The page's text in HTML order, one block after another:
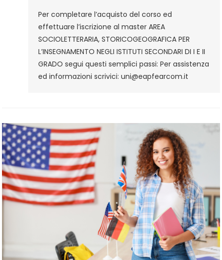
PER
NEGLI
ISTITUTI
SECONDARI
DI
GRADO
–
Procedura
D’iscrizione
Per completare l’acquisto del corso ed
effettuare l’iscrizione al master AREA
SOCIOLETTERARIA, STORICOGEOGRAFICA PER
L’INSEGNAMENTO NEGLI ISTITUTI SECONDARI DI I E II
GRADO segui questi semplici passi: Per assistenza
ed informazioni scrivici: uni@eapfearcom.it